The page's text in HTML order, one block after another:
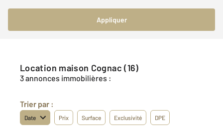
Appliquer
Location maison Cognac (16)
3 annonces immobilières :
Trier par :
Date Prix Surface Exclusivité DPE